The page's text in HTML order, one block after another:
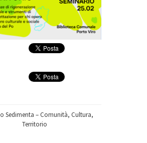
Sedimenta – Comunità, Cultura,
Territorio